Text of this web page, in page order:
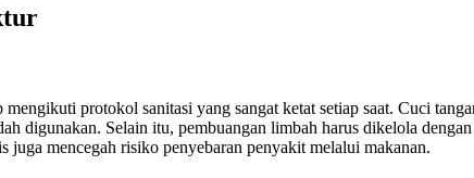
protokol sanitasi yang sangat ketat setiap saat. Cuci
digunakan. Selain itu, pembuangan limbah harus dikelola
mencegah risiko penyebaran penyakit melalui makanan.